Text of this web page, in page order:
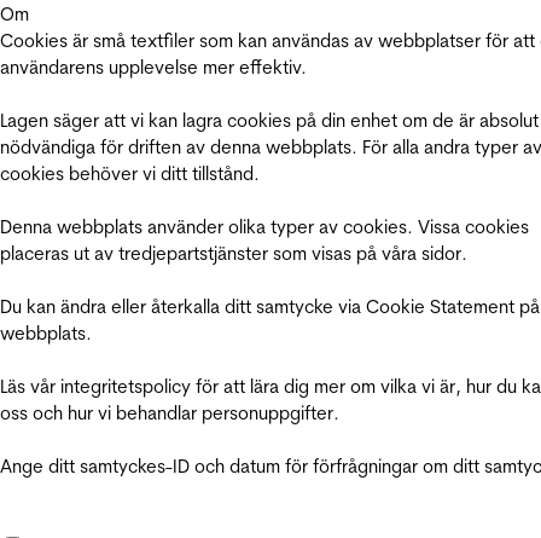
Om
Cookies är små textfiler som kan användas av webbplatser för att
användarens upplevelse mer effektiv.
Lagen säger att vi kan lagra cookies på din enhet om de är absolut
nödvändiga för driften av denna webbplats. För alla andra typer av
cookies behöver vi ditt tillstånd.
Denna webbplats använder olika typer av cookies. Vissa cookies
placeras ut av tredjepartstjänster som visas på våra sidor.
Du kan ändra eller återkalla ditt samtycke via Cookie Statement
webbplats.
Läs vår integritetspolicy för att lära dig mer om vilka vi är, hur du
oss och hur vi behandlar personuppgifter.
Ange ditt samtyckes-ID och datum för förfrågningar om ditt